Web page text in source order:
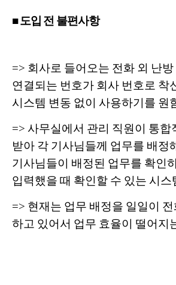
■ 도입 전 불편사항
=> 회사로 들어오는 전화 외 난방
연결되는 번호가 회사 번호로 착
시스템 변동 없이 사용하기를 원
=> 사무실에서 관리 직원이 통합
받아 각 기사님들께 업무를 배정
기사님들이 배정된 업무를 확인
입력했을 때 확인할 수 있는 시스
=> 현재는 업무 배정을 일일이
하고 있어서 업무 효율이 떨어지